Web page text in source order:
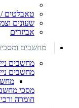
טאבלטים / iPad
שעונים
אביזרים
מחשבים
מחשבים
מחשבים
מסכי
חומרה